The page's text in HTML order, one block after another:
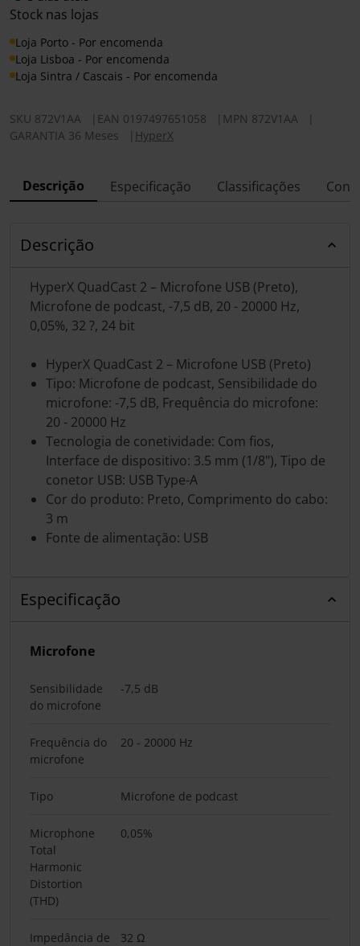
Stock nas lojas
Loja Porto - Por encomenda
Loja Lisboa - Por encomenda
Loja Sintra / Cascais - Por encomenda
SKU 872V1AA EAN 0197497651058 MPN 872V1AA
GARANTIA 36 Meses
HyperX
Descrição Especificação Classificações
Descrição
HyperX QuadCast 2 – Microfone USB (Preto),
Microfone de podcast, -7,5 dB, 20 - 20000 Hz,
0,05%, 32 ?, 24 bit
HyperX QuadCast 2 – Microfone USB (Preto)
Tipo: Microfone de podcast, Sensibilidade do
microfone: -7,5 dB, Frequência do microfone:
20 - 20000 Hz
Tecnologia de conetividade: Com fios,
Interface de dispositivo: 3.5 mm (1/8"), Tipo de
conetor USB: USB Type-A
Cor do produto: Preto, Comprimento do cabo:
3 m
Fonte de alimentação: USB
Especificação
Microfone
Sensibilidade
do microfone
-7,5 dB
Frequência do
microfone
20 - 20000 Hz
Tipo Microfone de podcast
Microphone
Total
Harmonic
Distortion
(THD)
0,05%
Impedância de
32 Ω